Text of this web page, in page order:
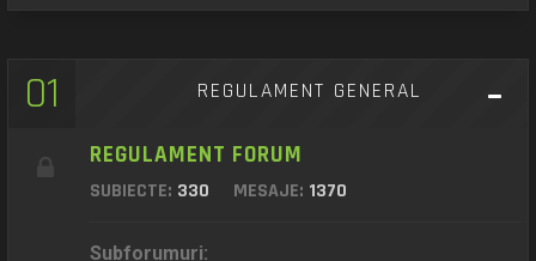
01 REGULAMENT GENERAL
REGULAMENT FORUM
SUBIECTE: 330 MESAJE: 1370
Subforumuri: